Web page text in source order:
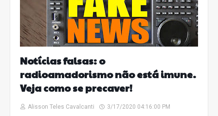
Notícias falsas: o
radioamadorismo não está imune.
Veja como se precaver!
Alisson Teles Cavalcanti 3/17/2020 04:16:00 PM